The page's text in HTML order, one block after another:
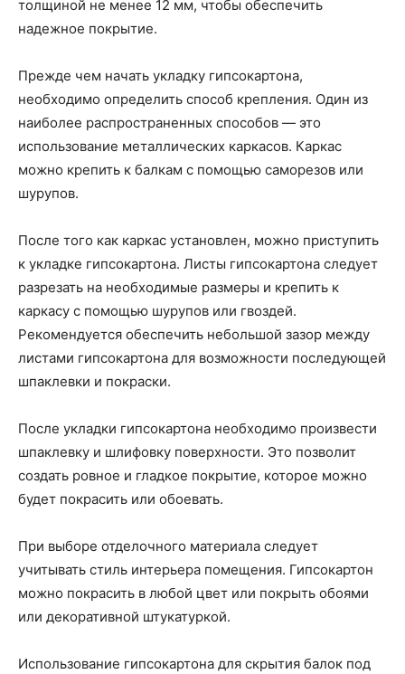
толщиной не менее 12 мм, чтобы обеспечить
надежное покрытие.
Прежде чем начать укладку гипсокартона,
необходимо определить способ крепления. Один из
наиболее распространенных способов — это
использование металлических каркасов. Каркас
можно крепить к балкам с помощью саморезов или
шурупов.
После того как каркас установлен, можно приступить
к укладке гипсокартона. Листы гипсокартона следует
разрезать на необходимые размеры и крепить к
каркасу с помощью шурупов или гвоздей.
Рекомендуется обеспечить небольшой зазор между
листами гипсокартона для возможности последующей
шпаклевки и покраски.
После укладки гипсокартона необходимо произвести
шпаклевку и шлифовку поверхности. Это позволит
создать ровное и гладкое покрытие, которое можно
будет покрасить или обоевать.
При выборе отделочного материала следует
учитывать стиль интерьера помещения. Гипсокартон
можно покрасить в любой цвет или покрыть обоями
или декоративной штукатуркой.
Использование гипсокартона для скрытия балок под